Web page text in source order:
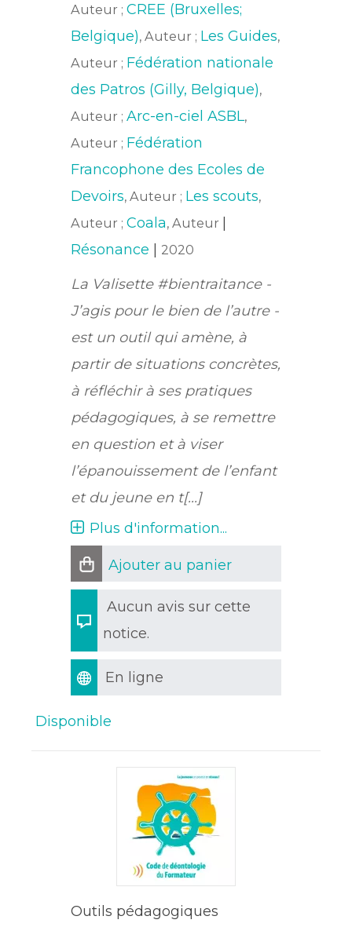
Auteur ;CREE (Bruxelles;
Belgique), Auteur ; Les Guides,
Auteur ; Fédération nationale
des Patros (Gilly, Belgique),
Auteur ;Arc-en-ciel ASBL,
Auteur ; Fédération
Francophone des Ecoles de
Devoirs, Auteur ; Les scouts,
Auteur ;Coala, Auteur
Résonance
2020
La Valisette #bientraitance -
J’agis pour le bien de l’autre -
est un outil qui amène, à
partir de situations concrètes,
à réfléchir à ses pratiques
pédagogiques, à se remettre
en question et à viser
l’épanouissement de l’enfant
et du jeune en t[...]
Plus d'information...
Ajouter au panier
Aucun avis sur cette
notice.
En ligne
Disponible
Outils pédagogiques